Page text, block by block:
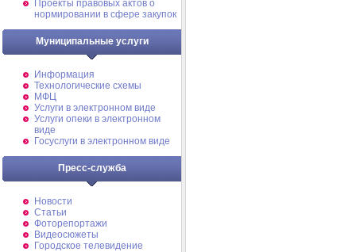
Проекты правовых актов о
нормировании в сфере закупок
Муниципальные услуги
Информация
Технологические схемы
МФЦ
Услуги в электронном виде
Услуги опеки в электронном
виде
Госуслуги в электронном виде
Пресс-служба
Новости
Статьи
Фоторепортажи
Видеосюжеты
Городское телевидение